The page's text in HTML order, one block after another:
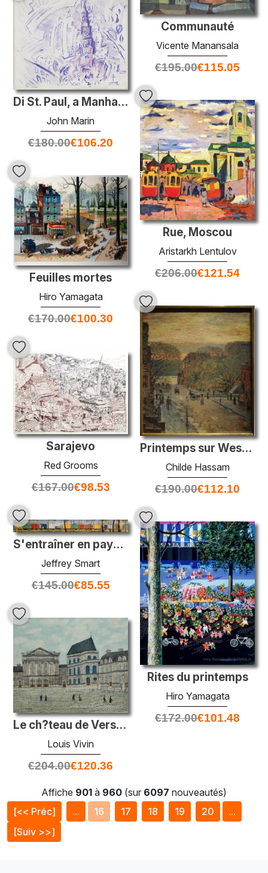
Communauté
Vicente Manansala
€195.00€115.05
Di St. Paul, a Manhattan
John Marin
€180.00€106.20
Rue, Moscou
Aristarkh Lentulov
€206.00€121.54
Feuilles mortes
Hiro Yamagata
€170.00€100.30
Printemps sur West 78th Street
Childe Hassam
€190.00€112.10
Sarajevo
Red Grooms
€167.00€98.53
S'entraîner en paysage
Jeffrey Smart
€145.00€85.55
Rites du printemps
Hiro Yamagata
€172.00€101.48
Le ch?teau de Versailles
Louis Vivin
€204.00€120.36
Affiche 901 à 960 (sur 6097 nouveautés)
[<< Préc]
... 16 17 18 19 20
...
[Suiv >>]